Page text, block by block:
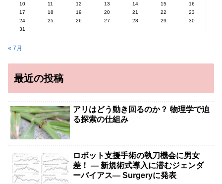
10
11 12 13 14 15
16
17
18 19 20 21 22
23
24
25 26 27 28 29
30
31
« 7月
最近の投稿
アリはどう動き回るのか？ 物理学で迫
る探索の仕組み
ロボット支援手術の執刀機会に男女
差！ — 新規術式導入に潜むジェンダ
ーバイアス— Surgeryに発表